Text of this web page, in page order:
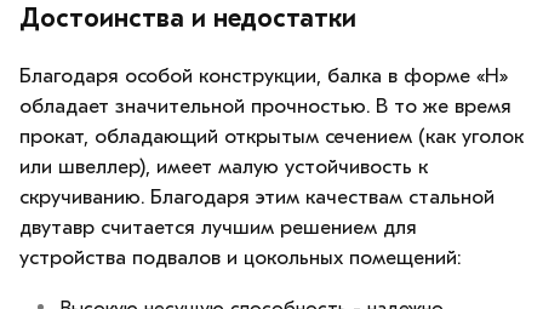
Достоинства и недостатки
Благодаря особой конструкции, балка в форме «Н»
обладает значительной прочностью. В то же время
прокат, обладающий открытым сечением (как уголок
или швеллер), имеет малую устойчивость к
скручиванию. Благодаря этим качествам стальной
двутавр считается лучшим решением для
устройства подвалов и цокольных помещений: